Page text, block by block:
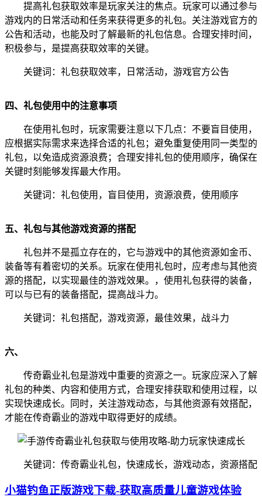
提高礼包获取效率是玩家关注的焦点。玩家可以通过参与
游戏内的日常活动和任务来获得更多的礼包。关注游戏官方的
公告和活动，也能及时了解最新的礼包信息。合理安排时间，
积极参与，是提高获取效率的关键。
关键词：礼包获取效率，日常活动，游戏官方公告
四、礼包使用中的注意事项
在使用礼包时，玩家需要注意以下几点：不要盲目使用，
应根据实际需求来选择合适的礼包；避免重复使用同一类型的
礼包，以免造成资源浪费；合理安排礼包的使用顺序，确保在
关键时刻能够发挥最大作用。
关键词：礼包使用，盲目使用，资源浪费，使用顺序
五、礼包与其他游戏资源的搭配
礼包并不是孤立存在的，它与游戏中的其他资源如金币、
装备等有着密切的关系。玩家在使用礼包时，应考虑与其他资
源的搭配，以实现最佳的游戏效果。，使用礼包获得的装备，
可以与已有的装备搭配，提高战斗力。
关键词：礼包搭配，游戏资源，最佳效果，战斗力
六、
传奇霸业礼包是游戏中重要的资源之一。玩家应深入了解
礼包的种类、内容和使用方式，合理安排获取和使用过程，以
实现快速成长。同时，关注游戏动态，与其他资源有效搭配，
才能在传奇霸业的游戏中取得更好的成绩。
关键词：传奇霸业礼包，快速成长，游戏动态，资源搭配
小猫钓鱼正版游戏下载-获取高质量儿童游戏体验